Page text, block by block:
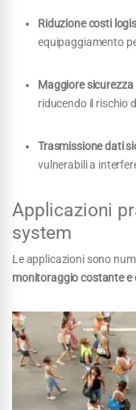
Riduzione costi
equipaggiamento
Maggiore sicurezza
riducendo il rischio
Trasmissione dati
vulnerabili a
Applicazioni
system
Le applicazioni sono
monitoraggio costante e